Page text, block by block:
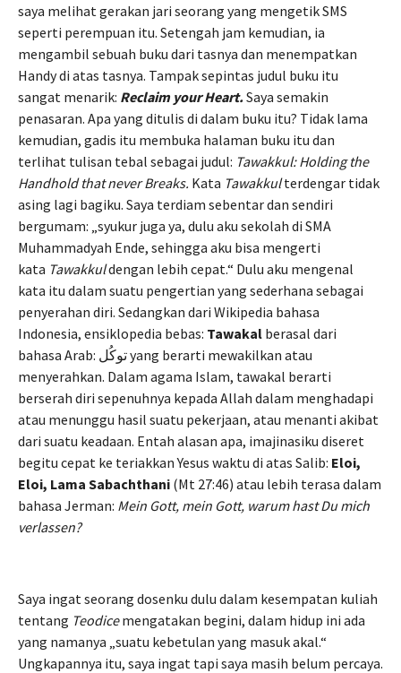
saya melihat gerakan jari seorang yang mengetik SMS
seperti perempuan itu. Setengah jam kemudian, ia
mengambil sebuah buku dari tasnya dan menempatkan
Handy di atas tasnya. Tampak sepintas judul buku itu
sangat menarik: Reclaim your Heart.Saya semakin
penasaran. Apa yang ditulis di dalam buku itu? Tidak lama
kemudian, gadis itu membuka halaman buku itu dan
terlihat tulisan tebal sebagai judul: Tawakkul: Holding the
Handhold that never Breaks. Kata Tawakkulterdengar tidak
asing lagi bagiku. Saya terdiam sebentar dan sendiri
bergumam: „syukur juga ya, dulu aku sekolah di SMA
Muhammadyah Ende, sehingga aku bisa mengerti
kata Tawakkuldengan lebih cepat.“ Dulu aku mengenal
kata itu dalam suatu pengertian yang sederhana sebagai
penyerahan diri. Sedangkan dari Wikipedia bahasa
Indonesia, ensiklopedia bebas: Tawakal berasal dari
bahasa Arab: توكُل‎‎ yang berarti mewakilkan atau
menyerahkan. Dalam agama Islam, tawakal berarti
berserah diri sepenuhnya kepada Allah dalam menghadapi
atau menunggu hasil suatu pekerjaan, atau menanti akibat
dari suatu keadaan. Entah alasan apa, imajinasiku diseret
begitu cepat ke teriakkan Yesus waktu di atas Salib: Eloi,
Eloi, Lama Sabachthani (Mt 27:46) atau lebih terasa dalam
bahasa Jerman: Mein Gott, mein Gott, warum hast Du mich
verlassen?
Saya ingat seorang dosenku dulu dalam kesempatan kuliah
tentang Teodicemengatakan begini, dalam hidup ini ada
yang namanya „suatu kebetulan yang masuk akal.“
Ungkapannya itu, saya ingat tapi saya masih belum percaya.